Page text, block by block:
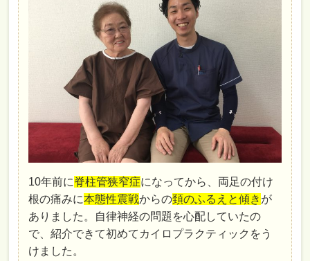
10年前に脊柱管狭窄症になってから、両足の付け
根の痛みに本態性震戦からの頚のふるえと傾き が
ありました。自律神経の問題を心配していたの
で、紹介できて初めてカイロプラクティックをう
けました。